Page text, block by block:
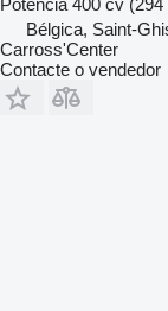
Bélgica, Saint-
Carross'Center
Contacte o vendedor